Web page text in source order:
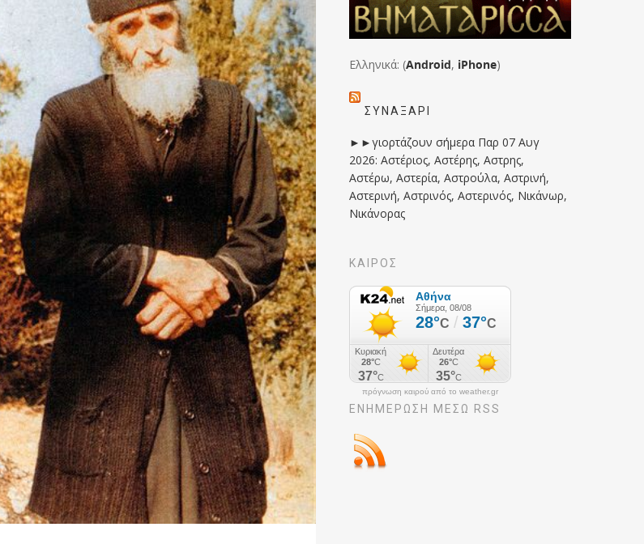
Ελληνικά: (Android, iPhone)
ΣΥΝΑΞΆΡΙ
►►γιορτάζουν σήμερα Παρ 07 Αυγ
2026: Αστέριος, Αστέρης, Αστρης,
Αστέρω, Αστερία, Αστρούλα, Αστρινή,
Αστερινή, Αστρινός, Αστερινός, Νικάνωρ,
Νικάνορας
ΚΑΙΡΟΣ
πρόγνωση καιρού από το weather.gr
ΕΝΗΜΈΡΩΣΉ ΜΕΣΩ RSS